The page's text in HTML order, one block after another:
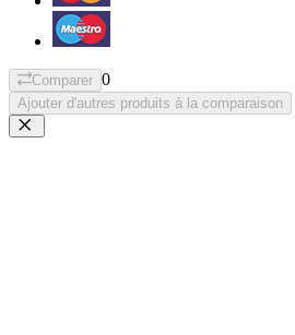
Comparer 0
Ajouter d'autres produits à la comparaison